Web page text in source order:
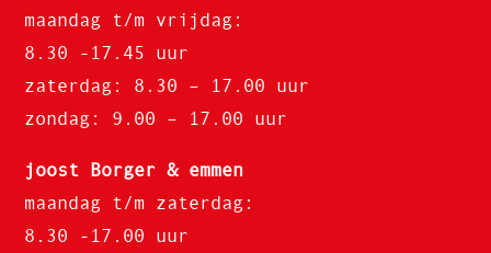
maandag t/m vrijdag:
8.30 -17.45 uur
zaterdag: 8.30 – 17.00 uur
zondag: 9.00 – 17.00 uur
joost Borger & emmen
maandag t/m zaterdag:
8.30 -17.00 uur